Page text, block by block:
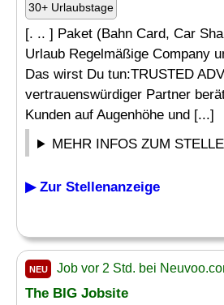
30+ Urlaubstage
[. .. ] Paket (Bahn Card, Car
Urlaub Regelmäßige Company
Das wirst Du tun:TRUSTED
vertrauenswürdiger Partner
Kunden auf Augenhöhe und [...]
MEHR INFOS ZUM
▶ Zur Stellenanzeige
NEU Job vor 2 Std. bei
The BIG Jobsite